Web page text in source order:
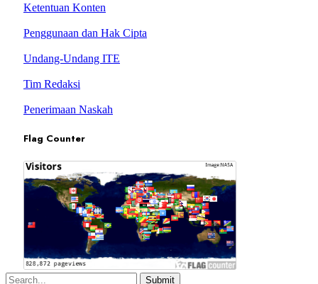
Ketentuan Konten
Penggunaan dan Hak Cipta
Undang-Undang ITE
Tim Redaksi
Penerimaan Naskah
Flag Counter
Submit